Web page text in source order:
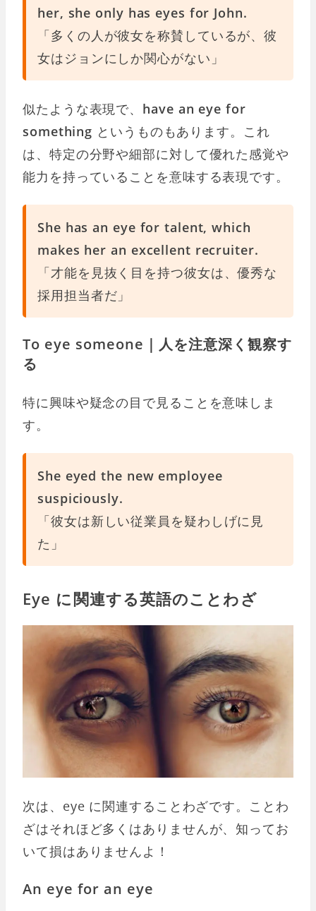
her, she only has eyes for John.
「多くの人が彼女を称賛しているが、彼
女はジョンにしか関心がない」
似たような表現で、 have an eye for
something というものもあります。これ
は、特定の分野や細部に対して優れた感覚や
能力を持っていることを意味する表現です。
She has an eye for talent, which
makes her an excellent recruiter.
「才能を見抜く目を持つ彼女は、優秀な
採用担当者だ」
To eye someone｜人を注意深く観察す
る
特に興味や疑念の目で見ることを意味しま
す。
She eyed the new employee
suspiciously.
「彼女は新しい従業員を疑わしげに見
た」
Eye に関連する英語のことわざ
次は、eye に関連することわざです。ことわ
ざはそれほど多くはありませんが、知ってお
いて損はありませんよ！
An eye for an eye